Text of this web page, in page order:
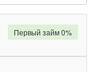
Первый займ 0%